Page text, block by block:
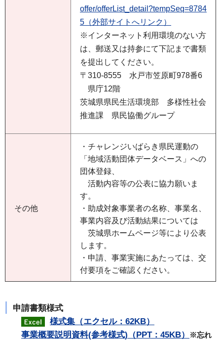
offer/offerList_detail?tempSeq=8784
5（外部サイトへリンク）
※インターネット利用環境のない方
は、郵送又は持参にて下記まで書類
を提出してください。
〒310-8555 水戸市笠原町978番6
県庁12階
茨城県県民生活環境部 多様性社会
推進課 県民協働グループ
その他
・チャレンジいばらき県民運動の
「地域活動団体データベース」への
団体登録、
活動内容等の公表に協力願いま
す。
・助成対象事業者の名称、事業名、
事業内容及び活動結果については
茨城県ホームページ等により公表
します。
・申請、事業実施にあたっては、交
付要項をご確認ください。
申請書類様式
様式集（エクセル：62KB）
事業概要説明資料(参考様式)（PPT：45KB）
※忘れ